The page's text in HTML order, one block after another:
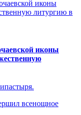
иконы